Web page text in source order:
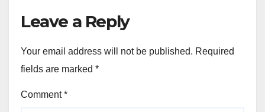
Leave a Reply
Your email address will not be published. Required
fields are marked *
Comment*